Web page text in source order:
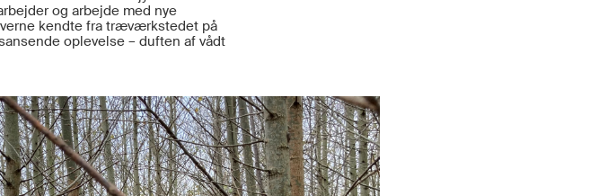
og arbejde med nye
kendte fra træværkstedet på
oplevelse – duften af vådt